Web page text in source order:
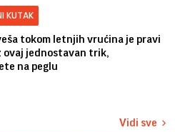
KUTAK
tokom letnjih vrućina je pravi
ovaj jednostavan trik,
na peglu
Vidi sve